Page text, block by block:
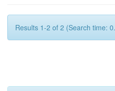
Results 1-2 of 2 (Search time: